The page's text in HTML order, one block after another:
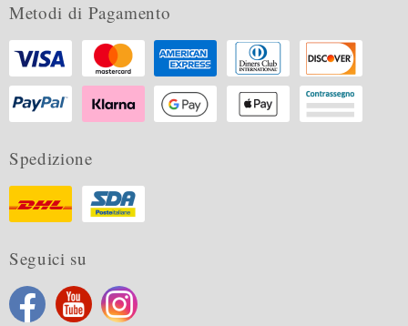
Metodi di Pagamento
Spedizione
Seguici su